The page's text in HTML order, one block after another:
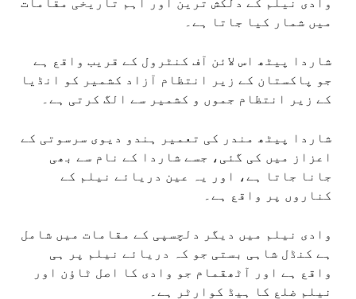
وادی نیلم کے دلکش ترین اور اہم تاریخی مقامات
میں شمار کیا جاتا ہے۔
شاردا پیٹھ اس لائن آف کنٹرول کے قریب واقع ہے
جو پاکستان کے زیر انتظام آزاد کشمیر کو انڈیا
کے زیر انتظام جموں و کشمیر سے الگ کرتی ہے۔
شاردا پیٹھ مندر کی تعمیر ہندو دیوی سرسوتی کے
اعزاز میں کی گئی، جسے شاردا کے نام سے بھی
جانا جاتا ہے، اور یہ عین دریائے نیلم کے
کناروں پر واقع ہے۔
وادی نیلم میں دیگر دلچسپی کے مقامات میں شامل
ہے کنڈل شاہی بستی جو کہ دریائے نیلم پر ہی
واقع ہے اور آٹھقمام جو وادی کا اصل ٹاؤن اور
نیلم ضلع کا ہیڈ کوارٹر ہے۔